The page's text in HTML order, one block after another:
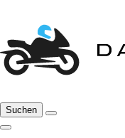
Suchen